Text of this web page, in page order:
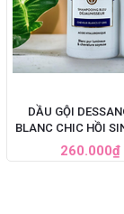
DẦU GỘI
BLANC CHIC HỒI
260.000₫